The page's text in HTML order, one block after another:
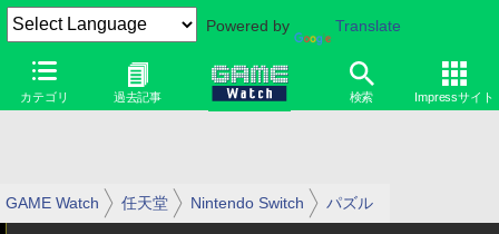
Powered by Translate
カテゴリ 過去記事 検索 Impressサイト
GAME Watch 任天堂 Nintendo Switch パズル